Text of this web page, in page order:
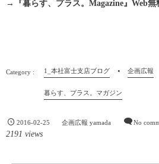
→ 『暮らす、プラス。Magazine』Web
1_本社富士支店ブログ 企画広報
暮らす、プラス。マガジン
2016-02-25 企画広報 yamada No
2191 views